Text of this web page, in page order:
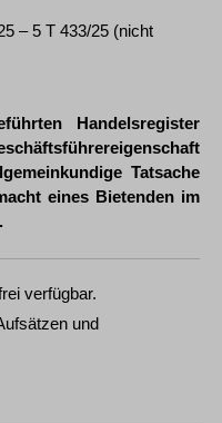
– 5 T 433/25 (nicht
Handelsregister
Tatsache
eines Bietenden im
verfügbar.
und